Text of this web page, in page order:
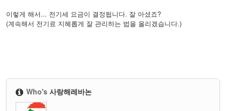
이렇게 해서... 전기세 요금이 결정됩니다. 잘 아셨죠?
(계속해서 전기료 지혜롭게 잘 관리하는 법을 올리겠습니다.)
Who's사랑해레바논